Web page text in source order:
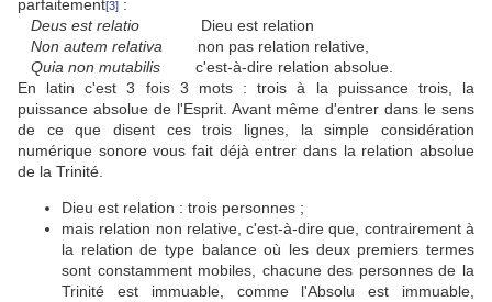
parfaitement[3] :
Deus est relatio Dieu est relation
Non autem relativa
non pas relation relative,
Quia non mutabilis c'est-à-dire relation absolue.
En latin c'est 3 fois 3 mots : trois à la puissance trois, la
puissance absolue de l'Esprit. Avant même d'entrer dans le sens
de ce que disent ces trois lignes, la simple considération
numérique sonore vous fait déjà entrer dans la relation absolue
de la Trinité.
Dieu est relation : trois personnes ;
mais relation non relative, c'est-à-dire que, contrairement à
la relation de type balance où les deux premiers termes
sont constamment mobiles, chacune des personnes de la
Trinité est immuable, comme l'Absolu est immuable,